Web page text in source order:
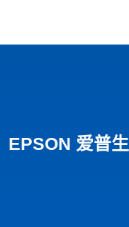
EPSON 爱普生